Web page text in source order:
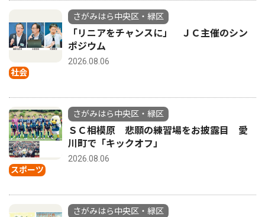
社会
さがみはら中央区・緑区
「リニアをチャンスに」 ＪＣ主催のシン
ポジウム
2026.08.06
スポーツ
さがみはら中央区・緑区
ＳＣ相模原 悲願の練習場をお披露目 愛
川町で「キックオフ」
2026.08.06
さがみはら中央区・緑区